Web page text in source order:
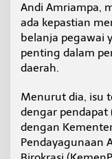
g
u
R
e
s
a
s
A
Andi Amriampa,
ada kepastian
belanja pegawai
penting dalam
daerah.
Menurut dia, isu
dengar pendapat
dengan
Pendayagunaan